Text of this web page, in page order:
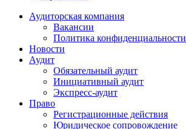
Аудиторская компания
Вакансии
Политика конфиденциальности
Новости
Аудит
Обязательный аудит
Инициативный аудит
Экспресс-аудит
Право
Регистрационные действия
Юридическое сопровождение